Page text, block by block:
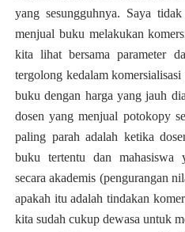
yang sesungguhnya. Saya
menjual buku melakukan
kita lihat bersama parameter
tergolong kedalam
buku dengan harga yang jauh
dosen yang menjual potokopy
paling parah adalah ketika
buku tertentu dan mahasiswa
secara akademis (pengurangan
apakah itu adalah tindakan
kita sudah cukup dewasa untuk